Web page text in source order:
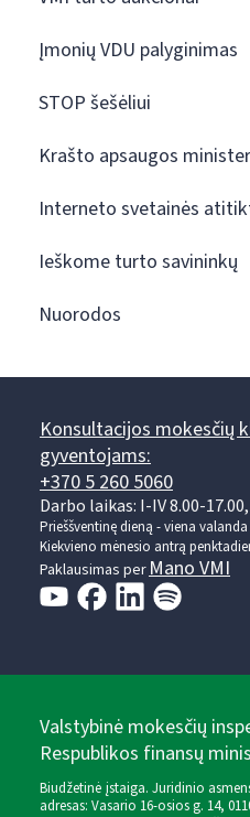
Įmonių VDU palyginimas
STOP šešėliui
Krašto apsaugos
Interneto svetainės
Ieškome turto savininkų
Nuorodos
Konsultacijos mokesčių
gyventojams:
+370 5 260 5060
Darbo laikas: I-IV 8.00-17.00,
Prieššventinę dieną - viena
Kiekvieno mėnesio antrą
Paklausimas perMano VMI
Valstybinė mokesčių
Respublikos finansų
Biudžetinė įstaiga. Juridinio
adresas: Vasario 16-osios g. 14,